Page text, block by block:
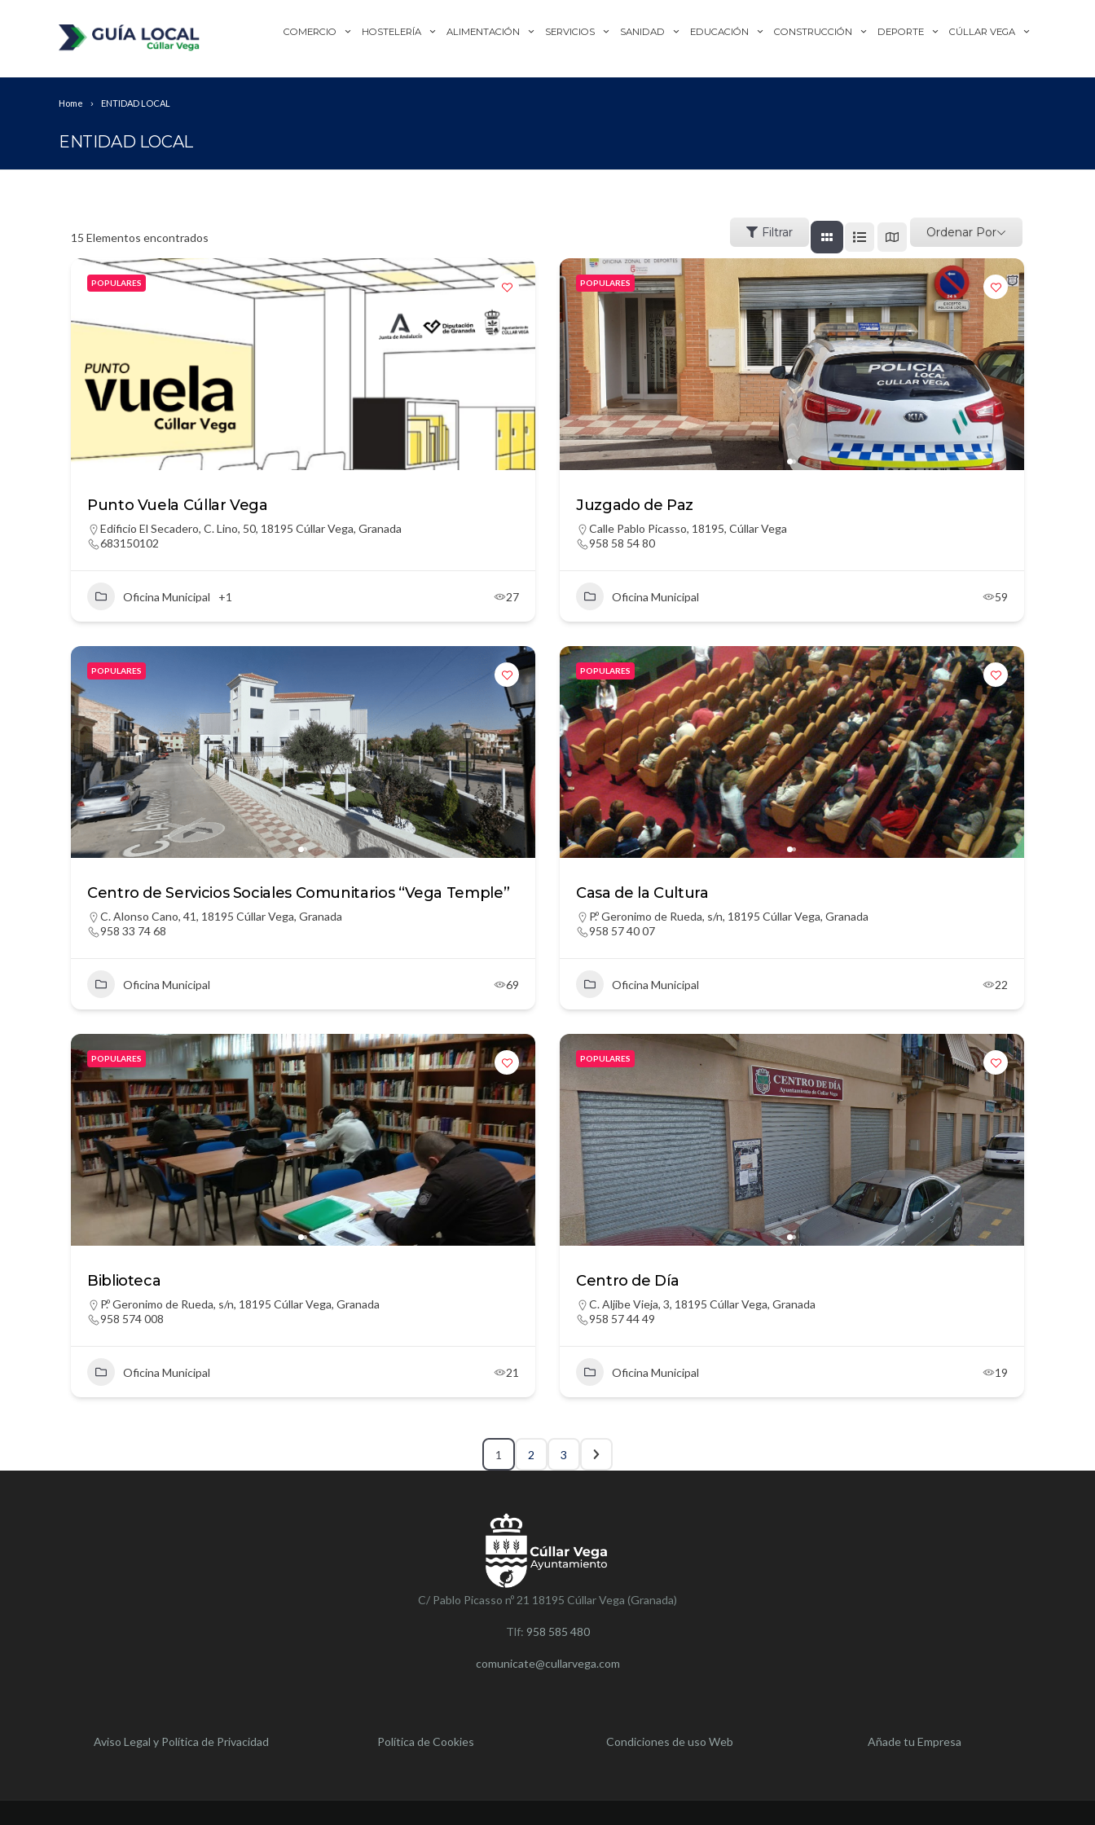
COMERCIO HOSTELERÍA ALIMENTACIÓN SERVICIOS SANIDAD EDUCACIÓN CONSTRUCCIÓN DEPORTE CÚLLAR VEGA
Home ENTIDAD LOCAL
ENTIDAD LOCAL
15 Elementos encontrados Filtrar Ordenar Por
POPULARES
Punto Vuela Cúllar Vega
Edificio El Secadero, C. Lino, 50, 18195 Cúllar Vega, Granada
683150102
Oficina Municipal +1 27
POPULARES
Juzgado de Paz
Calle Pablo Picasso, 18195, Cúllar Vega
958 58 54 80
Oficina Municipal 59
POPULARES
Centro de Servicios Sociales Comunitarios “Vega Temple”
C. Alonso Cano, 41, 18195 Cúllar Vega, Granada
958 33 74 68
Oficina Municipal 69
POPULARES
Casa de la Cultura
P.º Geronimo de Rueda, s/n, 18195 Cúllar Vega, Granada
958 57 40 07
Oficina Municipal 22
POPULARES
Biblioteca
P.º Geronimo de Rueda, s/n, 18195 Cúllar Vega, Granada
958 574 008
Oficina Municipal 21
POPULARES
Centro de Día
C. Aljibe Vieja, 3, 18195 Cúllar Vega, Granada
958 57 44 49
Oficina Municipal 19
1 2 3
C/ Pablo Picasso nº 21 18195 Cúllar Vega (Granada)
Tlf: 958 585 480
comunicate@cullarvega.com
Aviso Legal y Política de Privacidad Política de Cookies Condiciones de uso Web Añade tu Empresa